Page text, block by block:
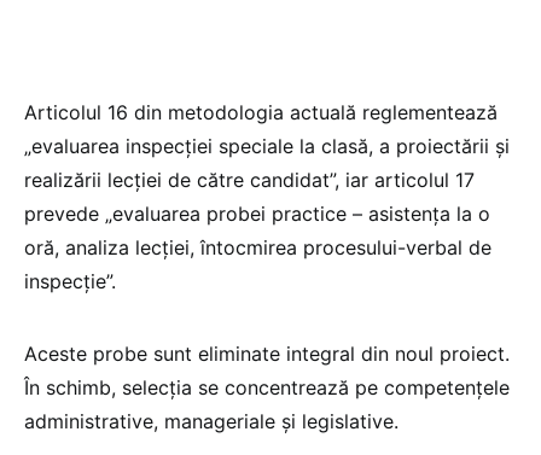
Articolul 16 din metodologia actuală reglementează
„evaluarea inspecţiei speciale la clasă, a proiectării şi
realizării lecţiei de către candidat”, iar articolul 17
prevede „evaluarea probei practice – asistenţa la o
oră, analiza lecţiei, întocmirea procesului-verbal de
inspecţie”.
Aceste probe sunt eliminate integral din noul proiect.
În schimb, selecția se concentrează pe competențele
administrative, manageriale și legislative.